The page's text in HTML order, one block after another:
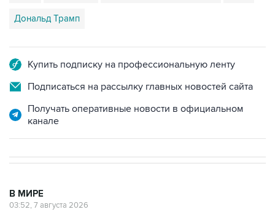
Дональд Трамп
Купить подписку на профессиональную ленту
Подписаться на рассылку главных новостей сайта
Получать оперативные новости в официальном
канале
В МИРЕ
03:52, 7 августа 2026